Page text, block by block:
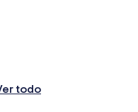
todo